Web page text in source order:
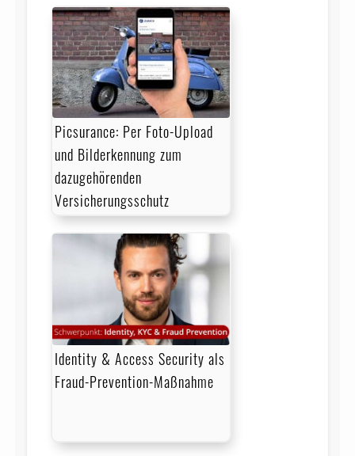
Picsurance: Per Foto-Upload
und Bilderkennung zum
dazugehörenden
Versicherungsschutz
Identity & Access Security als
Fraud-Prevention-Maßnahme